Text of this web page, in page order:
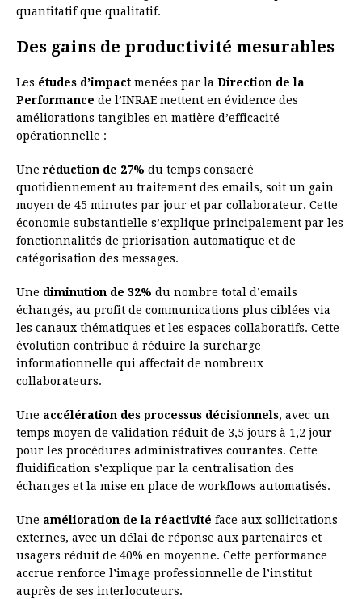
quantitatif que qualitatif.
Des gains de productivité mesurables
Les études d’impact menées par la Direction de la
Performance de l’INRAE mettent en évidence des
améliorations tangibles en matière d’efficacité
opérationnelle :
Uneréduction de 27% du temps consacré
quotidiennement au traitement des emails, soit un gain
moyen de 45 minutes par jour et par collaborateur. Cette
économie substantielle s’explique principalement par les
fonctionnalités de priorisation automatique et de
catégorisation des messages.
Une diminution de 32% du nombre total d’emails
échangés, au profit de communications plus ciblées via
les canaux thématiques et les espaces collaboratifs. Cette
évolution contribue à réduire la surcharge
informationnelle qui affectait de nombreux
collaborateurs.
Une accélération des processus décisionnels, avec un
temps moyen de validation réduit de 3,5 jours à 1,2 jour
pour les procédures administratives courantes. Cette
fluidification s’explique par la centralisation des
échanges et la mise en place de workflows automatisés.
Une amélioration de la réactivité face aux sollicitations
externes, avec un délai de réponse aux partenaires et
usagers réduit de 40% en moyenne. Cette performance
accrue renforce l’image professionnelle de l’institut
auprès de ses interlocuteurs.